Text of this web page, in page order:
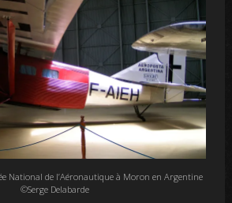
National de l’Aéronautique à Moron en Argentine
©Serge Delabarde